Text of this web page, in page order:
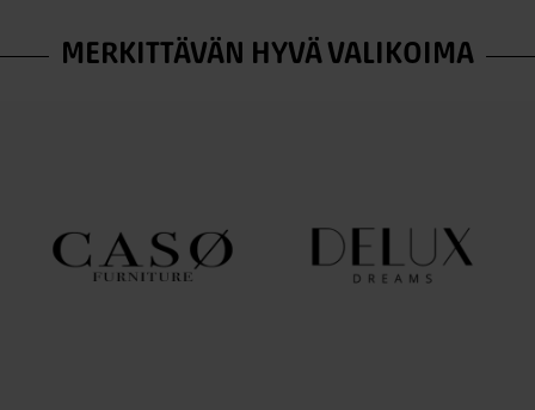
MERKITTÄVÄN HYVÄ VALIKOIMA